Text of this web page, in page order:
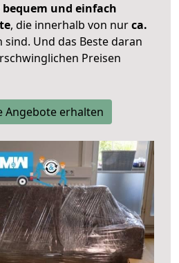
bequem und einfach
, die innerhalb von nurca.
sind. Und das Beste daran
Preisen
Angebote erhalten